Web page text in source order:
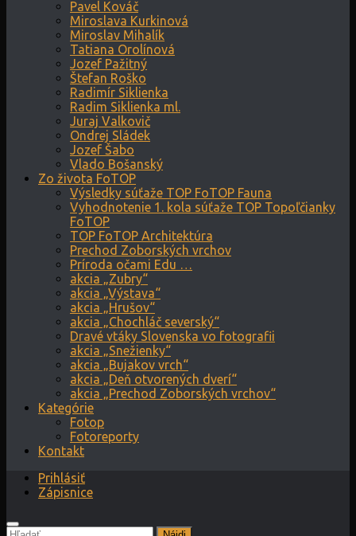
Pavel Kováč
Miroslava Kurkinová
Miroslav Mihalík
Tatiana Orolínová
Jozef Pažitný
Štefan Roško
Radimír Siklienka
Radim Siklienka ml.
Juraj Valkovič
Ondrej Sládek
Jozef Šabo
Vlado Bošanský
Zo života FoTOP
Výsledky súťaže TOP FoTOP Fauna
Vyhodnotenie 1. kola súťaže TOP Topoľčianky
FoTOP
TOP FoTOP Architektúra
Prechod Zoborských vrchov
Príroda očami Edu …
akcia „Zubry“
akcia „Výstava“
akcia „Hrušov“
akcia „Chochláč severský“
Dravé vtáky Slovenska vo fotografii
akcia „Snežienky“
akcia „Bujakov vrch“
akcia „Deň otvorených dverí“
akcia „Prechod Zoborských vrchov“
Kategórie
Fotop
Fotoreporty
Kontakt
Prihlásiť
Zápisnice
Hľadať: